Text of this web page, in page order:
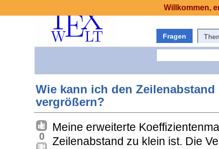
Fragen
Wie kann ich den
vergrößern?
0
Meine erweiterte
Zeilenabstand zu klein ist. Die
Willkommen,